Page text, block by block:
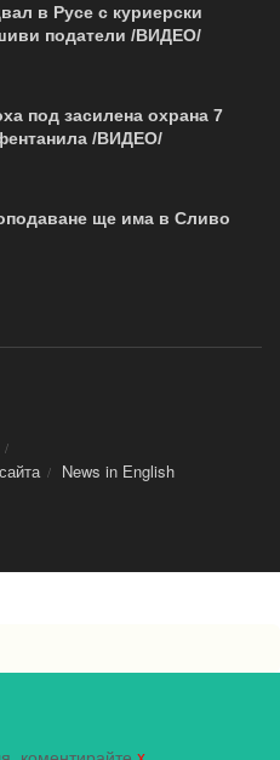
в Русе с куриерски
податели /ВИДЕО/
под засилена охрана 7
/ВИДЕО/
ще има в Сливо
News in Еnglish